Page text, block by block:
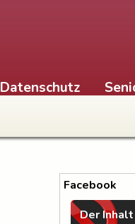
Datenschutz
Facebook
Der Inhalt